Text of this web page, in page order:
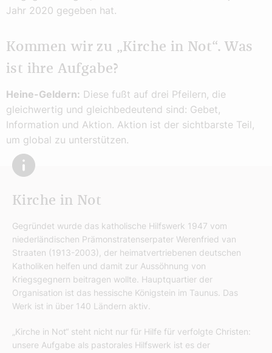
Jahr 2020 gegeben hat.
Kommen wir zu „Kirche in Not“. Was
ist ihre Aufgabe?
Heine-Geldern: Diese fußt auf drei Pfeilern, die
gleichwertig und gleichbedeutend sind: Gebet,
Information und Aktion. Aktion ist der sichtbarste Teil,
um global zu unterstützen.
Kirche in Not
Gegründet wurde das katholische Hilfswerk 1947 vom
niederländischen Prämonstratenserpater Werenfried van
Straaten (1913-2003), der heimatvertriebenen deutschen
Katholiken helfen und damit zur Aussöhnung von
Kriegsgegnern beitragen wollte. Hauptquartier der
Organisation ist das hessische Königstein im Taunus. Das
Werk ist in über 140 Ländern aktiv.
„Kirche in Not“ steht nicht nur für Hilfe für verfolgte Christen:
unsere Aufgabe als pastorales Hilfswerk ist es der